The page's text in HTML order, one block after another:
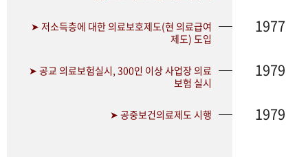
➤ 저소득층에 대한 의료보호제도(현 의료급여
제도) 도입
1977
➤ 공교 의료보험실시, 300인 이상 사업장 의료
보험 실시
1979
➤ 공중보건의료제도 시행 1979